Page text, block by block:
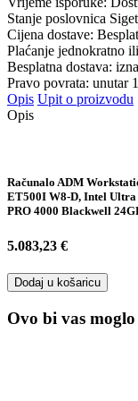
Stanje poslovnica
Cijena dostave:
Plaćanje jednokratno
Besplatna dostava:
Pravo povrata: unutar
Opis Upit o proizvodu
Opis
Računalo ADM
ET500I W8-D, Intel Ultra
PRO 4000 Blackwell
5.083,23 €
Dodaj u košaricu
Ovo bi vas